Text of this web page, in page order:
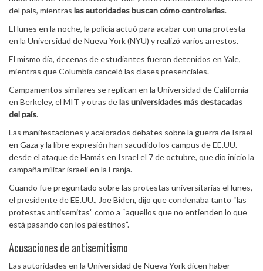
del país, mientras las autoridades buscan cómo controlarlas.
El lunes en la noche, la policía actuó para acabar con una protesta
en la Universidad de Nueva York (NYU) y realizó varios arrestos.
El mismo día, decenas de estudiantes fueron detenidos en Yale,
mientras que Columbia canceló las clases presenciales.
Campamentos similares se replican en la Universidad de California
en Berkeley, el MIT y otras delas universidades más destacadas
del país.
Las manifestaciones y acalorados debates sobre la guerra de Israel
en Gaza y la libre expresión han sacudido los campus de EE.UU.
desde el ataque de Hamás en Israel el 7 de octubre, que dio inicio la
campaña militar israelí en la Franja.
Cuando fue preguntado sobre las protestas universitarias el lunes,
el presidente de EE.UU., Joe Biden, dijo que condenaba tanto “las
protestas antisemitas” como a “aquellos que no entienden lo que
está pasando con los palestinos”.
Acusaciones de antisemitismo
Las autoridades en la Universidad de Nueva York dicen haber